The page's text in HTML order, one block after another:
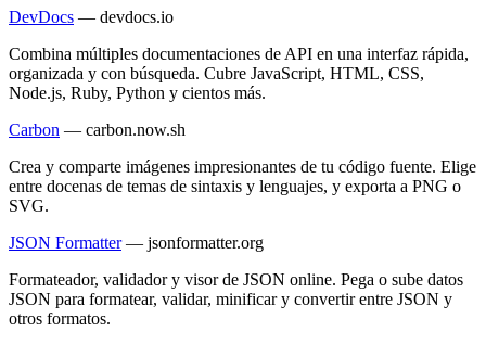
DevDocs — devdocs.io
Combina múltiples documentaciones de API en una interfaz rápida,
organizada y con búsqueda. Cubre JavaScript, HTML, CSS,
Node.js, Ruby, Python y cientos más.
Carbon — carbon.now.sh
Crea y comparte imágenes impresionantes de tu código fuente. Elige
entre docenas de temas de sintaxis y lenguajes, y exporta a PNG o
SVG.
JSON Formatter — jsonformatter.org
Formateador, validador y visor de JSON online. Pega o sube datos
JSON para formatear, validar, minificar y convertir entre JSON y
otros formatos.